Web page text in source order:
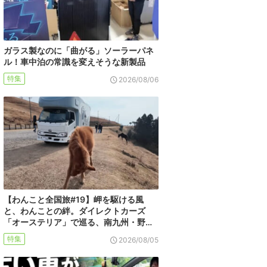
ガラス製なのに「曲がる」ソーラーパネ
ル！車中泊の常識を変えそうな新製品
特集 2026/08/06
【わんこと全国旅#19】岬を駆ける風
と、わんことの絆。ダイレクトカーズ
「オーステリア」で巡る、南九州・野…
特集 2026/08/05